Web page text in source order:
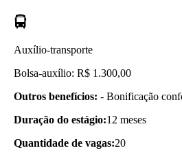
Auxílio-transporte
Bolsa-auxílio: R$ 1.300,00
Outros benefícios: - Bonificação
Duração do estágio:12 meses
Quantidade de vagas:20